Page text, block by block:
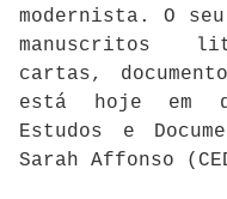
modernista. O
manuscritos
cartas,
está hoje em
Estudos e
Sarah Affonso